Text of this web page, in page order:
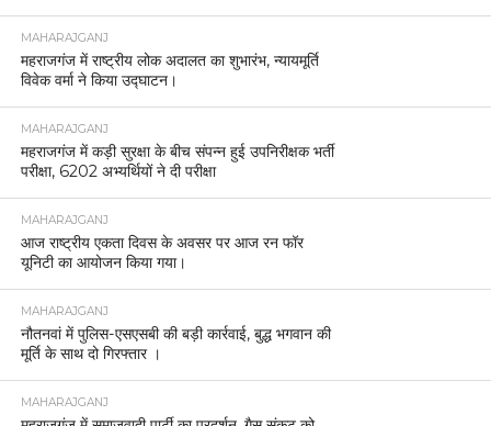
MAHARAJGANJ
महराजगंज में राष्ट्रीय लोक अदालत का शुभारंभ, न्यायमूर्ति
विवेक वर्मा ने किया उद्घाटन।
MAHARAJGANJ
महराजगंज में कड़ी सुरक्षा के बीच संपन्न हुई उपनिरीक्षक भर्ती
परीक्षा, 6202 अभ्यर्थियों ने दी परीक्षा
MAHARAJGANJ
आज राष्ट्रीय एकता दिवस के अवसर पर आज रन फॉर
यूनिटी का आयोजन किया गया।
MAHARAJGANJ
नौतनवां में पुलिस-एसएसबी की बड़ी कार्रवाई, बुद्ध भगवान की
मूर्ति के साथ दो गिरफ्तार ।
MAHARAJGANJ